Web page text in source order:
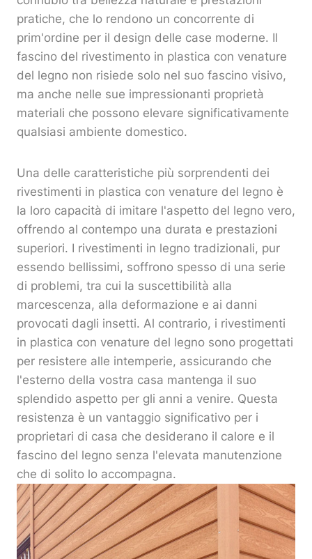
pratiche, che lo rendono un concorrente di
prim'ordine per il design delle case moderne. Il
fascino del rivestimento in plastica con venature
del legno non risiede solo nel suo fascino visivo,
ma anche nelle sue impressionanti proprietà
materiali che possono elevare significativamente
qualsiasi ambiente domestico.
Una delle caratteristiche più sorprendenti dei
rivestimenti in plastica con venature del legno è
la loro capacità di imitare l'aspetto del legno vero,
offrendo al contempo una durata e prestazioni
superiori. I rivestimenti in legno tradizionali, pur
essendo bellissimi, soffrono spesso di una serie
di problemi, tra cui la suscettibilità alla
marcescenza, alla deformazione e ai danni
provocati dagli insetti. Al contrario, i rivestimenti
in plastica con venature del legno sono progettati
per resistere alle intemperie, assicurando che
l'esterno della vostra casa mantenga il suo
splendido aspetto per gli anni a venire. Questa
resistenza è un vantaggio significativo per i
proprietari di casa che desiderano il calore e il
fascino del legno senza l'elevata manutenzione
che di solito lo accompagna.